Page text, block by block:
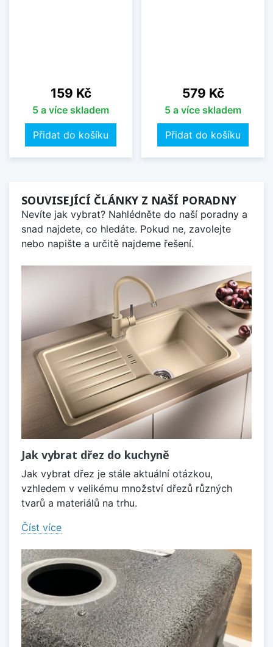
Cena
159 Kč
5 a více skladem
Přidat do košíku
Cena
579 Kč
5 a více skladem
Přidat do košíku
SOUVISEJÍCÍ ČLÁNKY Z NAŠÍ PORADNY
Nevíte jak vybrat? Nahlédněte do naší poradny a
snad najdete, co hledáte. Pokud ne, zavolejte
nebo napište a určitě najdeme řešení.
Jak vybrat dřez do kuchyně
Jak vybrat dřez je stále aktuální otázkou,
vzhledem v velikému množství dřezů různých
tvarů a materiálů na trhu.
Číst více